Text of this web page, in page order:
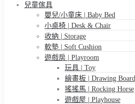
兒童傢具
嬰兒/小童床 | Baby Bed
小桌椅 | Desk & Chair
收納 | Storage
軟墊 | Soft Cushion
遊戲房 | Playroom
玩具 | Toy
繪畫板 | Drawing Board
搖搖馬 | Rocking Horse
遊戲屋 | Playhouse